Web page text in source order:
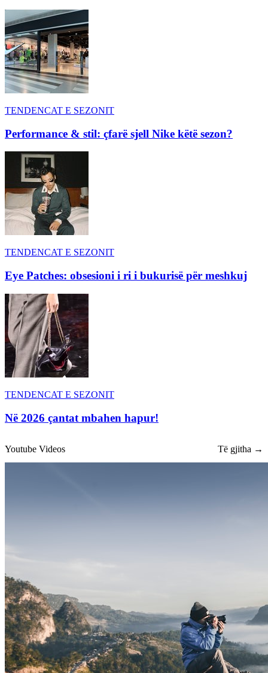
TENDENCAT E SEZONIT
Performance & stil: çfarë sjell Nike këtë sezon?
TENDENCAT E SEZONIT
Eye Patches: obsesioni i ri i bukurisë për meshkuj
TENDENCAT E SEZONIT
Në 2026 çantat mbahen hapur!
Youtube Videos Të gjitha →